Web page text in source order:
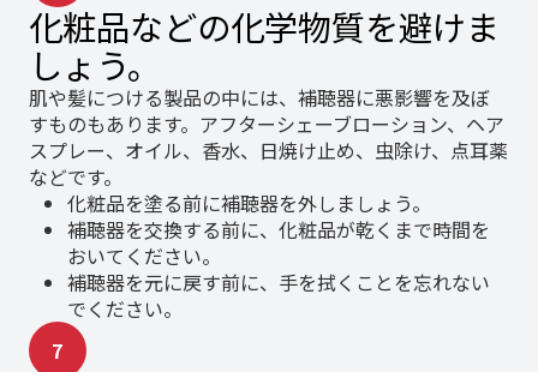
化粧品などの化学物質を避けま
しょう。
肌や髪につける製品の中には、補聴器に悪影響を及ぼ
すものもあります。アフターシェーブローション、ヘア
スプレー、オイル、香水、日焼け止め、虫除け、点耳薬
などです。
化粧品を塗る前に補聴器を外しましょう。
補聴器を交換する前に、化粧品が乾くまで時間を
おいてください。
補聴器を元に戻す前に、手を拭くことを忘れない
でください。
7